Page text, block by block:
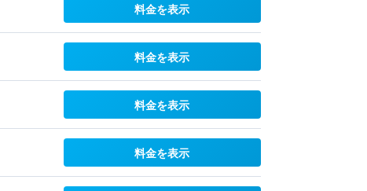
料金を表示
料金を表示
料金を表示
料金を表示